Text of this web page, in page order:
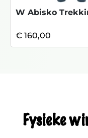
€ 160,00
Fysieke